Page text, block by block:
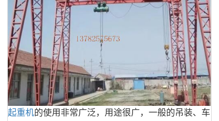
起重机的使用非常广泛，用途很广，一般的吊装、车